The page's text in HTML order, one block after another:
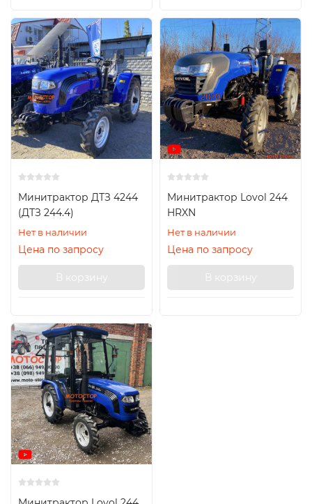
Минитрактор ДТЗ 4244
(ДТЗ 244.4)
Нет в наличии
Цена по запросу
В корзину
Минитрактор Lovol 244
HRXN
Нет в наличии
Цена по запросу
В корзину